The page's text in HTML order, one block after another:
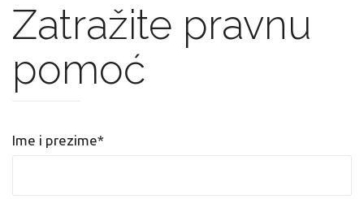
Zatražite pravnu
pomoć
Ime i prezime*